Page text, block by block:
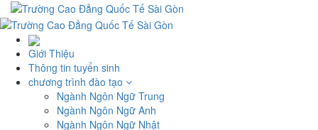
Giới Thiệu
Thông tin tuyển sinh
chương trình đào tạo
Ngành Ngôn Ngữ Trung
Ngành Ngôn Ngữ Anh
Ngành Ngôn Ngữ Nhật